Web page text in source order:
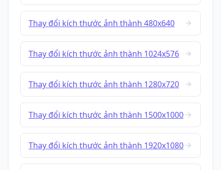
Thay đổi kích thước ảnh thành 480x640
Thay đổi kích thước ảnh thành 1024x576
Thay đổi kích thước ảnh thành 1280x720
Thay đổi kích thước ảnh thành 1500x1000
Thay đổi kích thước ảnh thành 1920x1080